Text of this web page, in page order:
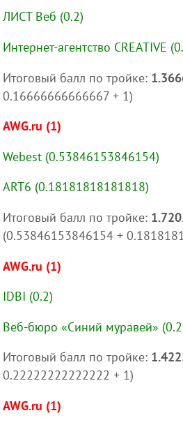
ЛИСТ Веб (0.2)
Интернет-агентство CREATIVE
Итоговый балл по тройке:
0.16666666666667 + 1)
AWG.ru (1)
Webest (0.53846153846154)
ART6 (0.18181818181818)
Итоговый балл по тройке:
(0.53846153846154 +
AWG.ru (1)
IDBI (0.2)
Веб-бюро «Синий муравей»
Итоговый балл по тройке:
0.22222222222222 + 1)
AWG.ru (1)